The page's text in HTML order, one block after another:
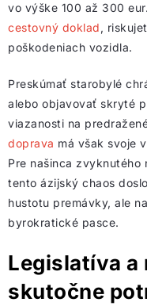
vo výške 100 až 300
cestovný doklad ,
poškodeniach vozidla.
Preskúmať starobylé
alebo objavovať skryté
viazanosti na
doprava má však svoje
Pre našinca
tento ázijský chaos
hustotu premávky, ale
byrokratické pasce.
Legislatíva a
skutočne